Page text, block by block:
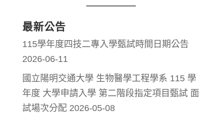
最新公告
115學年度四技二專入學甄試時間日期公告
2026-06-11
國立陽明交通大學 生物醫學工程學系 115 學
年度 大學申請入學 第二階段指定項目甄試 面
試場次分配 2026-05-08